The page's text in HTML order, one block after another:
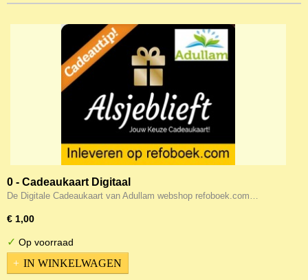
0 - Cadeaukaart Digitaal
De Digitale Cadeaukaart van Adullam webshop refoboek.com…
€ 1,00
✓ Op voorraad
IN WINKELWAGEN